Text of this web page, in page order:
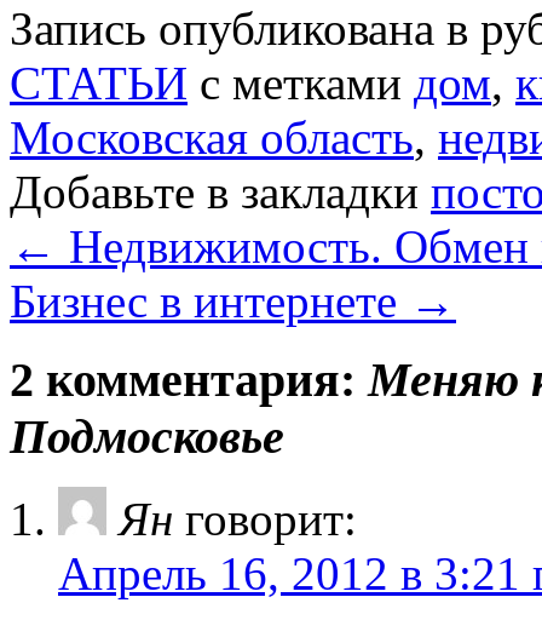
Запись опубликована в
СТАТЬИ с метками дом,
Московская область,
Добавьте в закладки
← Недвижимость. Обмен
Бизнес в интернете →
2 комментария:Меняю
Подмосковье
Ян говорит:
Апрель 16, 2012 в 3:21